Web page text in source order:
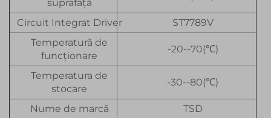
suprafață
Circuit Integrat Driver
ST7789V
Temperatură de
funcționare
-20--70(℃)
Temperatura de
stocare
-30--80(℃)
Nume de marcă
TSD